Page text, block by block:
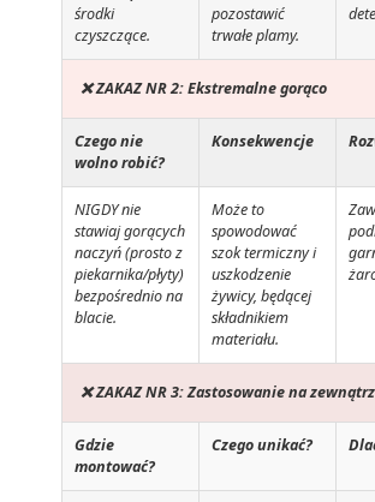
środki
czyszczące.
pozostawić
trwałe plamy.
❌ ZAKAZ NR 2: Ekstremalne gorąco
Czego nie
wolno robić?
Konsekwencje
NIGDY nie
stawiaj gorących
naczyń (prosto z
piekarnika/płyty)
bezpośrednio na
blacie.
Może to
spowodować
szok termiczny i
uszkodzenie
żywicy, będącej
składnikiem
materiału.
❌ ZAKAZ NR 3: Zastosowanie na zewnątrz
Gdzie
montować?
Czego unikać?